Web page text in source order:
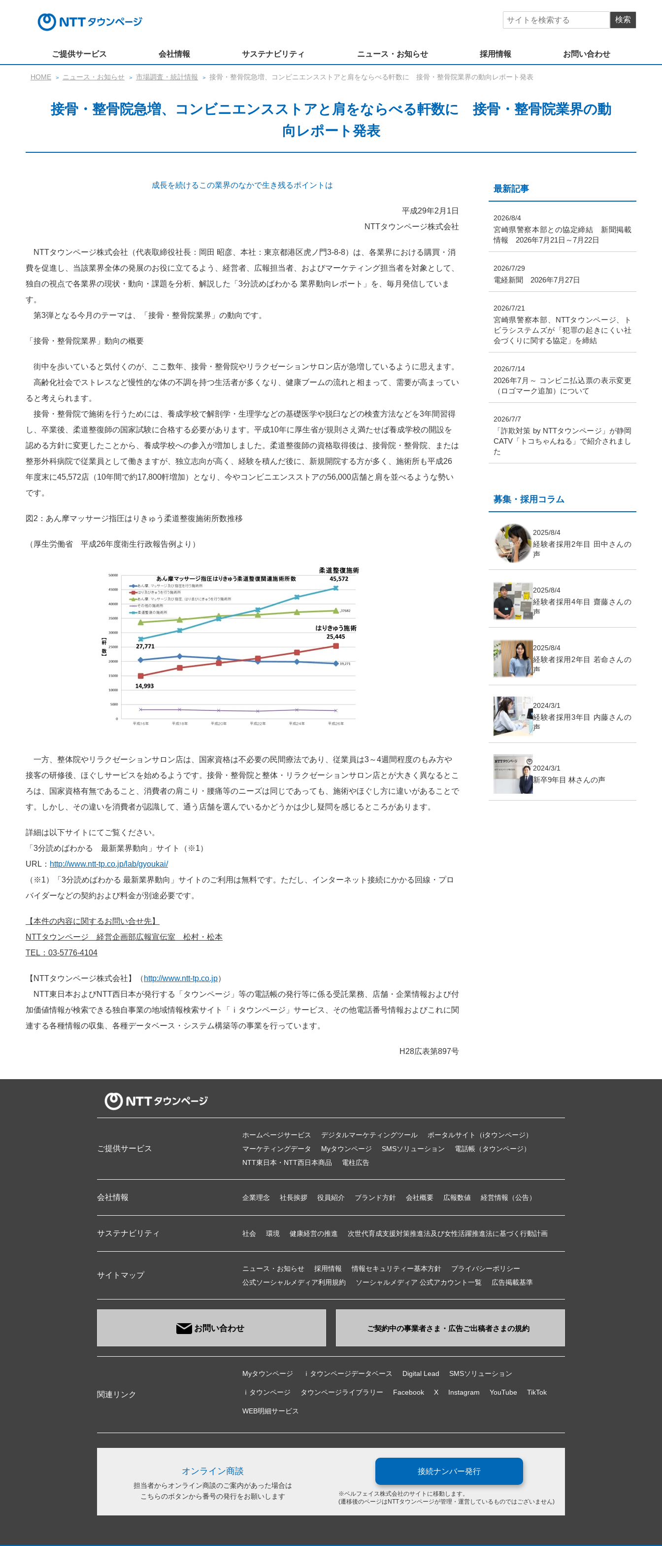
ご提供サービス 会社情報 サステナビリティ ニュース・お知らせ 採用情報 お問い合わせ
HOME ニュース・お知らせ 市場調査・統計情報 接骨・整骨院急増、コンビニエンスストアと肩をならべる軒数に 接骨・整骨院業界の動向レポート発表
接骨・整骨院急増、コンビニエンスストアと肩をならべる軒数に 接骨・整骨院業界の動
向レポート発表
成長を続けるこの業界のなかで生き残るポイントは
平成29年2月1日
NTTタウンページ株式会社
NTTタウンページ株式会社（代表取締役社長：岡田 昭彦、本社：東京都港区虎ノ門3-8-8）は、各業界における購買・消
費を促進し、当該業界全体の発展のお役に立てるよう、経営者、広報担当者、およびマーケティング担当者を対象として、
独自の視点で各業界の現状・動向・課題を分析、解説した「3分読めばわかる 業界動向レポート」を、毎月発信していま
す。
第3弾となる今月のテーマは、「接骨・整骨院業界」の動向です。
「接骨・整骨院業界」動向の概要
街中を歩いていると気付くのが、ここ数年、接骨・整骨院やリラクゼーションサロン店が急増しているように思えます。
高齢化社会でストレスなど慢性的な体の不調を持つ生活者が多くなり、健康ブームの流れと相まって、需要が高まってい
ると考えられます。
接骨・整骨院で施術を行うためには、養成学校で解剖学・生理学などの基礎医学や脱臼などの検査方法などを3年間習得
し、卒業後、柔道整復師の国家試験に合格する必要があります。平成10年に厚生省が規則さえ満たせば養成学校の開設を
認める方針に変更したことから、養成学校への参入が増加しました。柔道整復師の資格取得後は、接骨院・整骨院、または
整形外科病院で従業員として働きますが、独立志向が高く、経験を積んだ後に、新規開院する方が多く、施術所も平成26
年度末に45,572店（10年間で約17,800軒増加）となり、今やコンビニエンスストアの56,000店舗と肩を並べるような勢い
です。
図2：あん摩マッサージ指圧はりきゅう柔道整復施術所数推移
（厚生労働省 平成26年度衛生行政報告例より）
一方、整体院やリラクゼーションサロン店は、国家資格は不必要の民間療法であり、従業員は3～4週間程度のもみ方や
接客の研修後、ほぐしサービスを始めるようです。接骨・整骨院と整体・リラクゼーションサロン店とが大きく異なるとこ
ろは、国家資格有無であること、消費者の肩こり・腰痛等のニーズは同じであっても、施術やほぐし方に違いがあることで
す。しかし、その違いを消費者が認識して、通う店舗を選んでいるかどうかは少し疑問を感じるところがあります。
詳細は以下サイトにてご覧ください。
「3分読めばわかる 最新業界動向」サイト（※1）
URL： http://www.ntt-tp.co.jp/lab/gyoukai/
（※1）「3分読めばわかる 最新業界動向」サイトのご利用は無料です。ただし、インターネット接続にかかる回線・プロ
バイダーなどの契約および料金が別途必要です。
【本件の内容に関するお問い合せ先】
NTTタウンページ 経営企画部広報宣伝室 松村・松本
TEL：03-5776-4104
【NTTタウンページ株式会社】（ http://www.ntt-tp.co.jp）
NTT東日本およびNTT西日本が発行する「タウンページ」等の電話帳の発行等に係る受託業務、店舗・企業情報および付
加価値情報が検索できる独自事業の地域情報検索サイト「ⅰタウンページ」サービス、その他電話番号情報およびこれに関
連する各種情報の収集、各種データベース・システム構築等の事業を行っています。
H28広表第897号
最新記事
2026/8/4
宮崎県警察本部との協定締結 新聞掲載
情報 2026年7月21日～7月22日
2026/7/29
電経新聞 2026年7月27日
2026/7/21
宮崎県警察本部、NTTタウンページ、ト
ビラシステムズが「犯罪の起きにくい社
会づくりに関する協定」を締結
2026/7/14
2026年7月～ コンビニ払込票の表示変更
（ロゴマーク追加）について
2026/7/7
「詐欺対策 by NTTタウンページ」が静岡
CATV「トコちゃんねる」で紹介されまし
た
募集・採用コラム
2025/8/4
経験者採用2年目 田中さんの
声
2025/8/4
経験者採用4年目 齋藤さんの
声
2025/8/4
経験者採用2年目 若命さんの
声
2024/3/1
経験者採用3年目 内藤さんの
声
2024/3/1
新卒9年目 林さんの声
ご提供サービス
ホームページサービス デジタルマーケティングツール
ポータルサイト（iタウンページ）
マーケティングデータ
Myタウンページ SMSソリューション
電話帳（タウンページ）
NTT東日本・NTT西日本商品
電柱広告
会社情報 企業理念 社長挨拶 役員紹介 ブランド方針 会社概要 広報数値 経営情報（公告）
サステナビリティ 社会 環境 健康経営の推進 次世代育成支援対策推進法及び女性活躍推進法に基づく行動計画
サイトマップ
ニュース・お知らせ 採用情報 情報セキュリティー基本方針
プライバシーポリシー
公式ソーシャルメディア利用規約
ソーシャルメディア 公式アカウント一覧 広告掲載基準
お問い合わせ ご契約中の事業者さま・​広告ご出稿者さまの規約
関連リンク
Myタウンページ ｉタウンページデータベース Digital Lead SMSソリューション
ｉタウンページ タウンページライブラリー Facebook X Instagram YouTube TikTok
WEB明細サービス
オンライン商談
担当者からオンライン商談のご案内があった場合は
こちらのボタンから番号の発行をお願いします
接続ナンバー発行
※ベルフェイス株式会社のサイトに移動します。
(遷移後のページはNTTタウンページが管理・運営しているものではございません)